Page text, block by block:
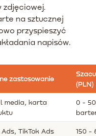
zdjęciowej.
na sztucznej
przyspieszyć
napisów.
zastosowanie
(PLN)
media, karta
0 -
TikTok Ads 150 -